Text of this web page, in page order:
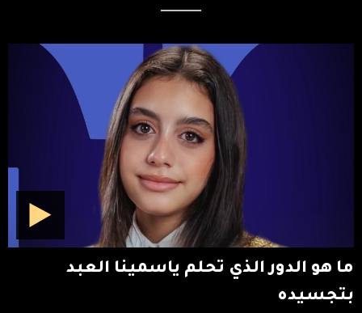
ما هو الدور الذي تحلم ياسمينا العبد
بتجسيده